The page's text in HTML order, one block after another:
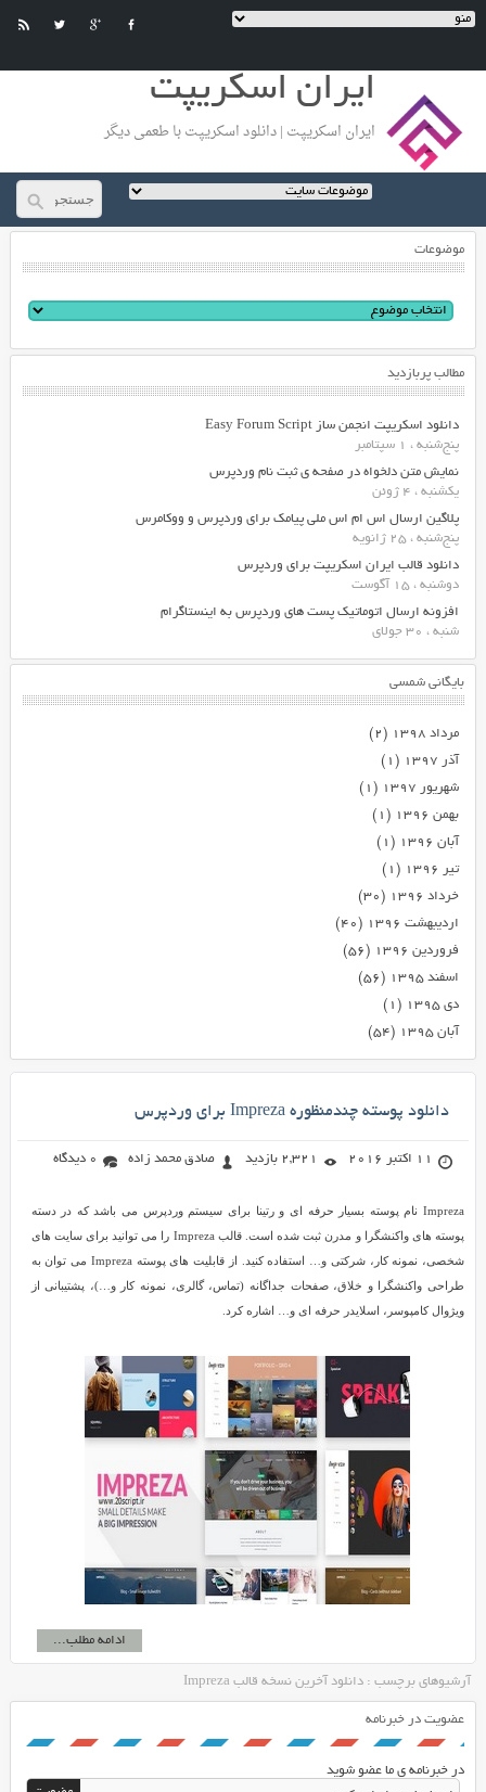
ایران اسکریپت
ایران اسکریپت | دانلود اسکریپت با طعمی دیگر
موضوعات
مطالب پربازدید
دانلود اسکریپت انجمن ساز Easy Forum Script
پنج‌شنبه ، 1 سپتامبر
نمایش متن دلخواه در صفحه ی ثبت نام وردپرس
یکشنبه ، 4 ژوئن
پلاگین ارسال اس ام اس ملی پیامک برای وردپرس و ووکامرس
پنج‌شنبه ، 25 ژانویه
دانلود قالب ایران اسکریپت برای وردپرس
دوشنبه ، 15 آگوست
افزونه ارسال اتوماتیک پست های وردپرس به اینستاگرام
شنبه ، 30 جولای
بایگانی شمسی
مرداد ۱۳۹۸
(۲)
آذر ۱۳۹۷
(۱)
شهریور ۱۳۹۷
(۱)
بهمن ۱۳۹۶
(۱)
آبان ۱۳۹۶
(۱)
تیر ۱۳۹۶
(۱)
خرداد ۱۳۹۶
(۳۰)
اردیبهشت ۱۳۹۶
(۴۰)
فروردین ۱۳۹۶
(۵۶)
اسفند ۱۳۹۵
(۵۶)
دی ۱۳۹۵
(۱)
آبان ۱۳۹۵
(۵۴)
دانلود پوسته چندمنظوره Impreza برای وردپرس
11 اکتبر 2016 2,321 بازدید صادق محمد زاده 0 دیدگاه
Impreza نام پوسته بسیار حرفه ای و رتینا برای سیستم وردپرس می باشد که در دسته
پوسته های واکنشگرا و مدرن ثبت شده است. قالب Impreza را می توانید برای سایت های
شخصی، نمونه کار، شرکتی و… استفاده کنید. از قابلیت های پوسته Impreza می توان به
طراحی واکنشگرا و خلاق، صفحات جداگانه (تماس، گالری، نمونه کار و…)، پشتیبانی از
ویژوال کامپوسر، اسلایدر حرفه ای و… اشاره کرد.
ادامه مطلب...
آرشیوهای برچسب : دانلود آخرین نسخه قالب Impreza
عضویت در خبرنامه
در خبرنامه ی ما عضو شوید